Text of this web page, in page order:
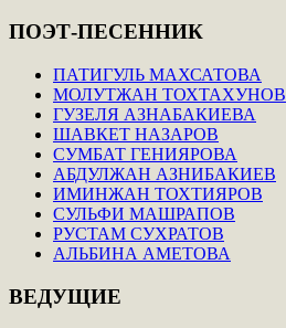
ПОЭТ-ПЕСЕННИК
ПАТИГУЛЬ МАХСАТОВА
МОЛУТЖАН ТОХТАХУНОВ
ГУЗЕЛЯ АЗНАБАКИЕВА
ШАВКЕТ НАЗАРОВ
СУМБАТ ГЕНИЯРОВА
АБДУЛЖАН АЗНИБАКИЕВ
ИМИНЖАН ТОХТИЯРОВ
СУЛЬФИ МАШРАПОВ
РУСТАМ СУХРАТОВ
АЛЬБИНА АМЕТОВА
ВЕДУЩИЕ